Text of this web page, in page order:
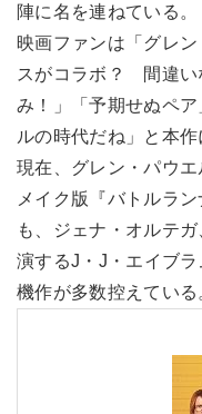
陣に名を連ねている。
映画ファンは「グレ
スがコラボ？ 間違い
み！」「予期せぬペ
ルの時代だね」と本
現在、グレン・パウ
メイク版『バトルラ
も、ジェナ・オルテ
演するJ・J・エイブ
機作が多数控えている